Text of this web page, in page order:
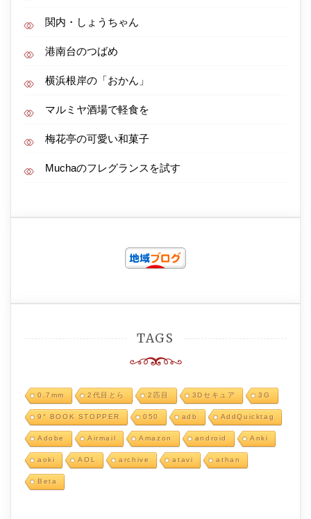
関内・しょうちゃん
港南台のつばめ
横浜根岸の「おかん」
マルミヤ酒場で軽食を
梅花亭の可愛い和菓子
Muchaのフレグランスを試す
TAGS
0.7mm 2代目とら 2匹目 3Dセキュア 3G
9° BOOK STOPPER 050 adb AddQuicktag
Adobe Airmail Amazon android Anki
aoki AOL archive atavi athan
Beta